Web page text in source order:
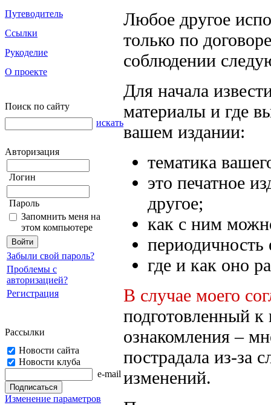
Путеводитель
Ссылки
Рукоделие
О проекте
Поиск по сайту
искать
Авторизация
Логин
Пароль
Запомнить меня на
этом компьютере
Забыли свой пароль?
Проблемы с
авторизацией?
Регистрация
Рассылки
Новости сайта
Новости клуба
e-mail
Изменение параметров
Любое другое
только по
соблюдении
Для начала
материалы и где
вашем издании:
тематика
это печатное
другое;
как с ним
где и как оно
В случае моего
подготовленный к
ознакомления –
пострадала из-за
изменений.